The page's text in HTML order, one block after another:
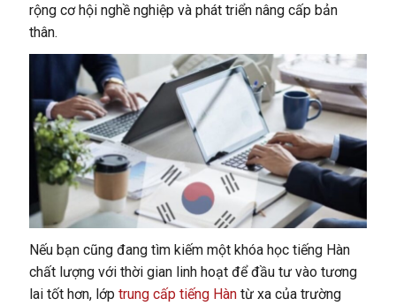
rộng cơ hội nghề nghiệp và phát triển nâng cấp bản
thân.
Nếu bạn cũng đang tìm kiếm một khóa học tiếng Hàn
chất lượng với thời gian linh hoạt để đầu tư vào tương
lai tốt hơn, lớp trung cấp tiếng Hàntừ xa của trường